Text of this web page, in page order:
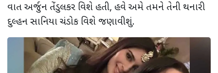
વાત અર્જુન તેંડુલકર વિશે હતી, હવે અમે તમને તેની થનારી
દુલ્હન સાનિયા ચંડોક વિશે જણાવીશું.